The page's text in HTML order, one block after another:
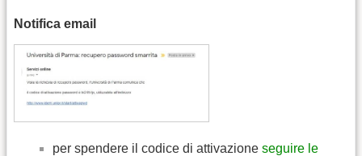
Notifica email
per spendere il codice di attivazione seguire le